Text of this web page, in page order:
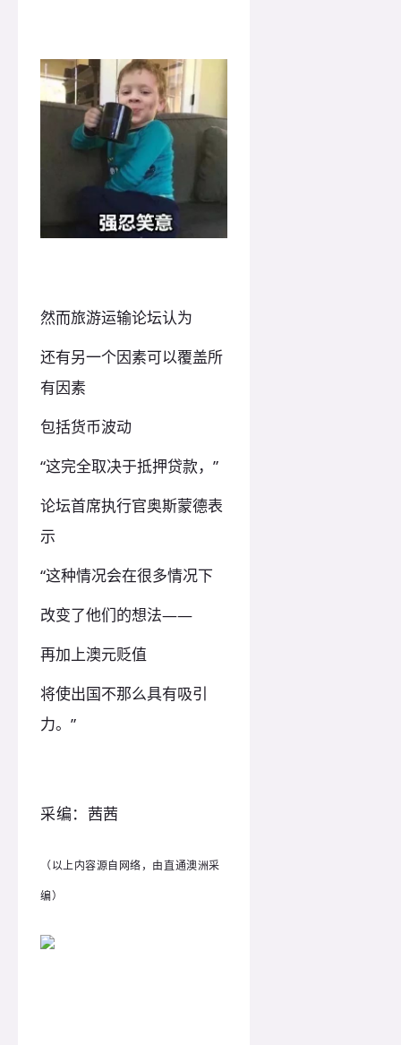
然而旅游运输论坛认为
还有另一个因素可以覆盖所
有因素
包括货币波动
“这完全取决于抵押贷款，”
论坛首席执行官奥斯蒙德表
示
“这种情况会在很多情况下
改变了他们的想法——
再加上澳元贬值
将使出国不那么具有吸引
力。”
采编：茜茜
（以上内容源自网络，由直通澳洲采
编）